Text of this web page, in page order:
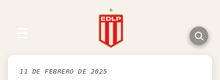
11 DE FEBRERO DE 2025